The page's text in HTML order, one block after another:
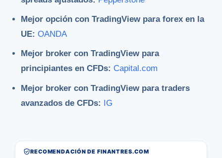
Mejor opción con TradingView para forex en la
UE: OANDA
Mejor broker con TradingView para
principiantes en CFDs: Capital.com
Mejor broker con TradingView para traders
avanzados de CFDs: IG
RECOMENDACIÓN DE FINANTRES.COM